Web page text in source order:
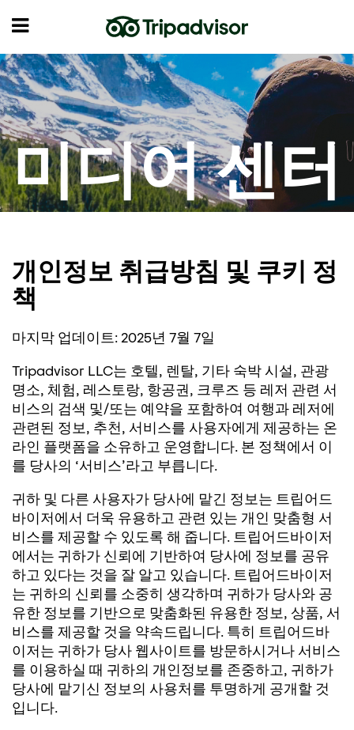
미디어 센터
개인정보 취급방침 및 쿠키 정
책
마지막 업데이트: 2025년 7월 7일
Tripadvisor LLC는 호텔, 렌탈, 기타 숙박 시설, 관광
명소, 체험, 레스토랑, 항공권, 크루즈 등 레저 관련 서
비스의 검색 및/또는 예약을 포함하여 여행과 레저에
관련된 정보, 추천, 서비스를 사용자에게 제공하는 온
라인 플랫폼을 소유하고 운영합니다. 본 정책에서 이
를 당사의 ‘서비스’라고 부릅니다.
귀하 및 다른 사용자가 당사에 맡긴 정보는 트립어드
바이저에서 더욱 유용하고 관련 있는 개인 맞춤형 서
비스를 제공할 수 있도록 해 줍니다. 트립어드바이저
에서는 귀하가 신뢰에 기반하여 당사에 정보를 공유
하고 있다는 것을 잘 알고 있습니다. 트립어드바이저
는 귀하의 신뢰를 소중히 생각하며 귀하가 당사와 공
유한 정보를 기반으로 맞춤화된 유용한 정보, 상품, 서
비스를 제공할 것을 약속드립니다. 특히 트립어드바
이저는 귀하가 당사 웹사이트를 방문하시거나 서비스
를 이용하실 때 귀하의 개인정보를 존중하고, 귀하가
당사에 맡기신 정보의 사용처를 투명하게 공개할 것
입니다.